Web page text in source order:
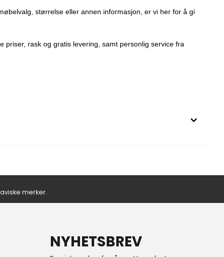
størrelse eller annen informasjon, er vi her for å gi
rask og gratis levering, samt personlig service fra
merker.
NYHETSBREV